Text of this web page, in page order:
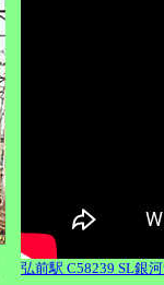
弘前駅 C58239 SL銀